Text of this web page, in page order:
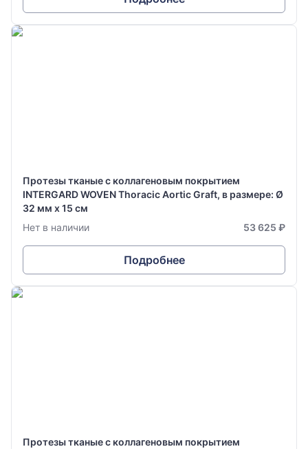
Протезы тканые с коллагеновым покрытием
INTERGARD WOVEN Thoracic Aortic Graft, в размере: Ø
32 мм х 15 см
Нет в наличии
53 625 ₽
Подробнее
Протезы тканые с коллагеновым покрытием